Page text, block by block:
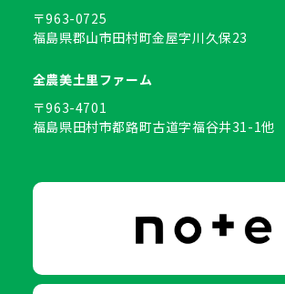
〒963-0725
福島県郡山市田村町金屋字川久保23
全農美土里ファーム
〒963-4701
福島県田村市都路町古道字福谷井31-1他